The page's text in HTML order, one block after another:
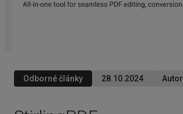
Odborné články 28.10.2024 Autor